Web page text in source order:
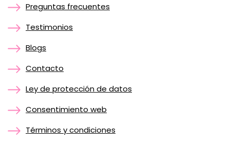
Preguntas frecuentes
Testimonios
Blogs
Contacto
Ley de protección de datos
Consentimiento web
Términos y condiciones